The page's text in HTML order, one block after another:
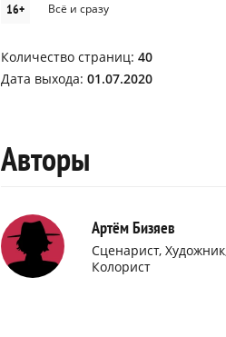
16+ Всё и сразу
Количество страниц: 40
Дата выхода: 01.07.2020
Авторы
Артём Бизяев
Сценарист,
Колорист